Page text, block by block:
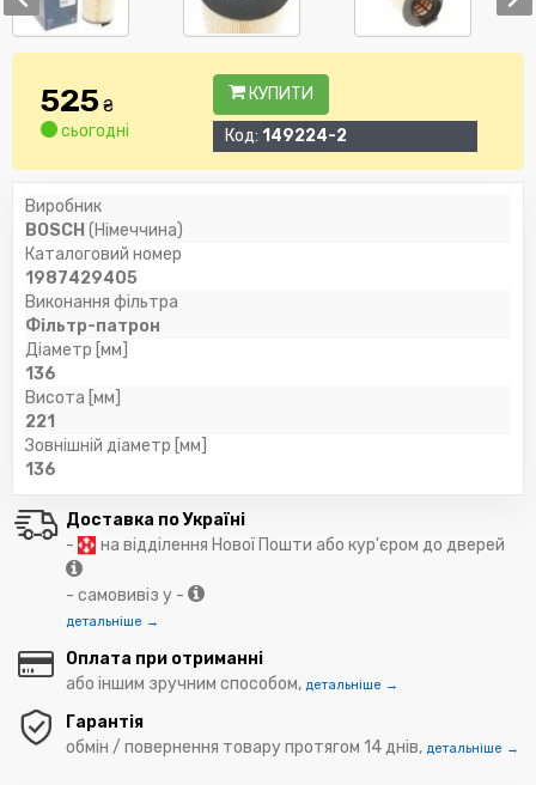
525₴
сьогодні
КУПИТИ
Код: 149224-2
Виробник
BOSCH (Німеччина)
Каталоговий номер
1987429405
Виконання фільтра
Фільтр-патрон
Діаметр [мм]
136
Висота [мм]
221
Зовнішній діаметр [мм]
136
Доставка по Україні
-
на відділення Нової Пошти або кур'єром до дверей
- самовивіз у -
детальніше →
Оплата при отриманні
або іншим зручним способом, детальніше →
Гарантія
обмін / повернення товару протягом 14 днів, детальніше →